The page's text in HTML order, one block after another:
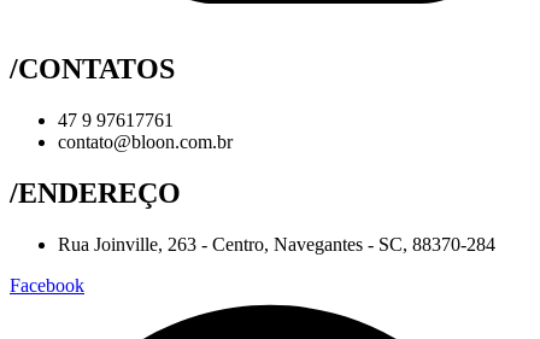
/CONTATOS
47 9 97617761
contato@bloon.com.br
/ENDEREÇO
Rua Joinville, 263 - Centro, Navegantes - SC, 88370-284
Facebook